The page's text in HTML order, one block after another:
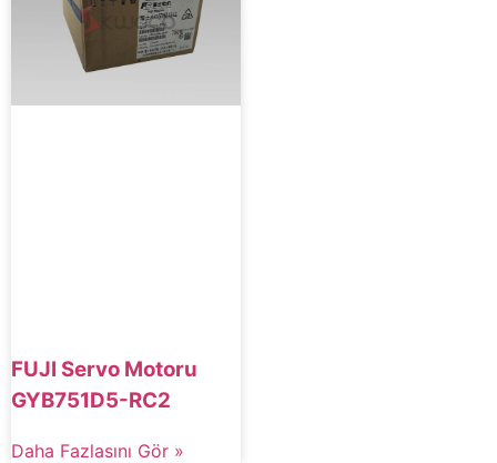
FUJI Servo Motoru
GYB751D5-RC2
Daha Fazlasını Gör »